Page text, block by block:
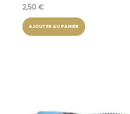
2,50 €
AJOUTER AU PANIER